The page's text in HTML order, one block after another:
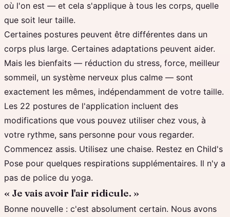
où l'on est — et cela s'applique à tous les corps, quelle
que soit leur taille.
Certaines postures peuvent être différentes dans un
corps plus large. Certaines adaptations peuvent aider.
Mais les bienfaits — réduction du stress, force, meilleur
sommeil, un système nerveux plus calme — sont
exactement les mêmes, indépendamment de votre taille.
Les 22 postures de l'application incluent des
modifications que vous pouvez utiliser chez vous, à
votre rythme, sans personne pour vous regarder.
Commencez assis. Utilisez une chaise. Restez en Child's
Pose pour quelques respirations supplémentaires. Il n'y a
pas de police du yoga.
« Je vais avoir l'air ridicule. »
Bonne nouvelle : c'est absolument certain. Nous avons